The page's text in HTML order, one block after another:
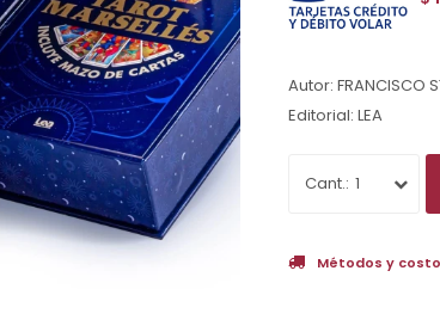
Autor: FRANCISCO
Editorial: LEA
1
Métodos y